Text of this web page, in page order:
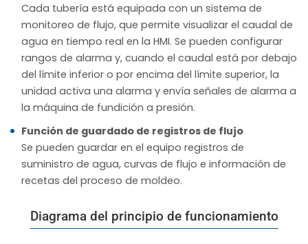
Cada tubería está equipada con un sistema de
monitoreo de flujo, que permite visualizar el caudal de
agua en tiempo real en la HMI. Se pueden configurar
rangos de alarma y, cuando el caudal está por debajo
del límite inferior o por encima del límite superior, la
unidad activa una alarma y envía señales de alarma a
la máquina de fundición a presión.
Función de guardado de registros de flujo
Se pueden guardar en el equipo registros de
suministro de agua, curvas de flujo e información de
recetas del proceso de moldeo.
Diagrama del principio de funcionamiento